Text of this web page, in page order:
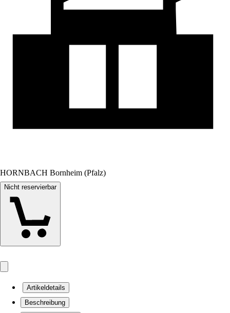
HORNBACH Bornheim (Pfalz)
Nicht reservierbar
Artikeldetails
Beschreibung